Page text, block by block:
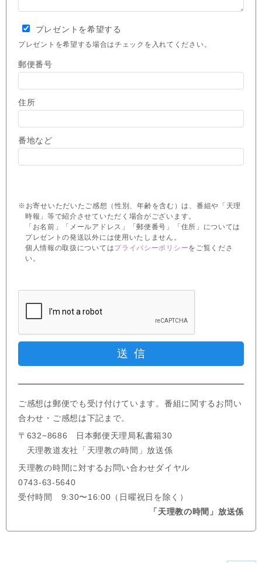
プレゼントを希望する
プレゼントを希望する場合はチェックを入れてください。
郵便番号
住所
番地など
※お寄せいただいたご感想（性別、年齢を含む）は、番組や「天理
時報」等で紹介させていただく場合がございます。
「お名前」「メールアドレス」「郵便番号」「住所」については
プレゼントの発送以外には使用いたしません。
個人情報の取扱についてはプライバシーポリシーをご覧くださ
い。
ご感想は郵便でも受け付けています。番組に関するお問い
合わせ・ご感想は下記まで。
〒632−8686 日本郵便天理局私書箱30
天理教道友社「天理教の時間」放送係
天理教の時間に対するお問い合わせダイヤル
0743-63-5640
受付時間 9:30〜16:00（日曜祝日を除く）
「天理教の時間」放送係